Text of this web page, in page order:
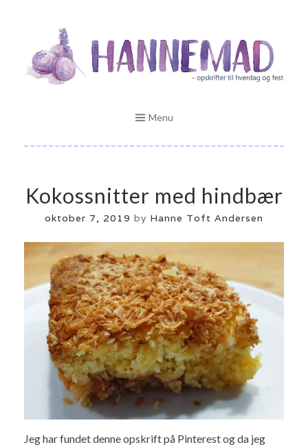
content
HANNEMAD.DK
Opskrifter til hverdag og fest
Menu
Kokossnitter med hindbær
oktober 7, 2019 by Hanne Toft Andersen
Jeg har fundet denne opskrift på Pinterest og da jeg